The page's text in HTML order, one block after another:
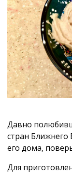
Давно
стран Ближнего
его дома,
Для